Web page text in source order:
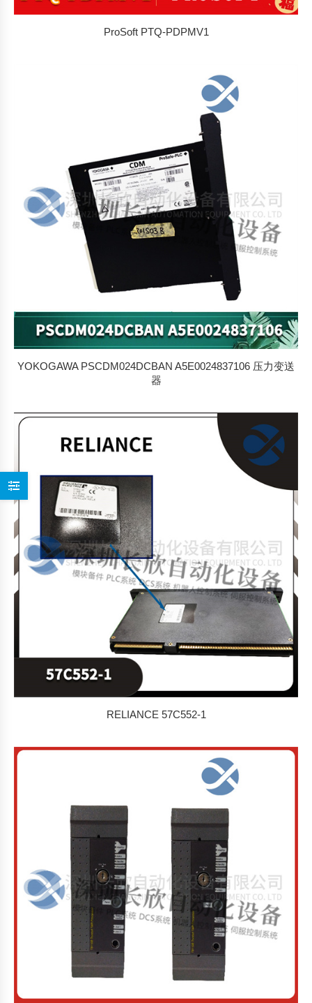
ProSoft PTQ-PDPMV1
YOKOGAWA PSCDM024DCBAN A5E0024837106 压力变送
器
RELIANCE 57C552-1